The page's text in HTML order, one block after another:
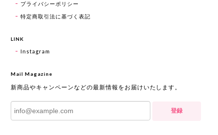
プライバシーポリシー
特定商取引法に基づく表記
LINK
Instagram
Mail Magazine
新商品やキャンペーンなどの最新情報をお届けいたします。
登録